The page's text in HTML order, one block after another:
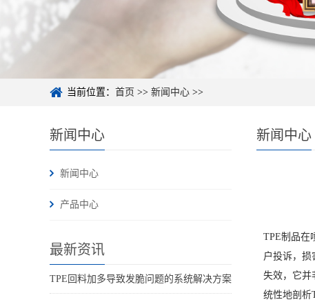
当前位置： 首页 >> 新闻中心 >>
新闻中心
新闻中心
产品中心
最新资讯
TPE回料加多导致发脆问题的系统解决方案
新闻中心
TPE制品在
户投诉，损
失效，它并
统性地剖析